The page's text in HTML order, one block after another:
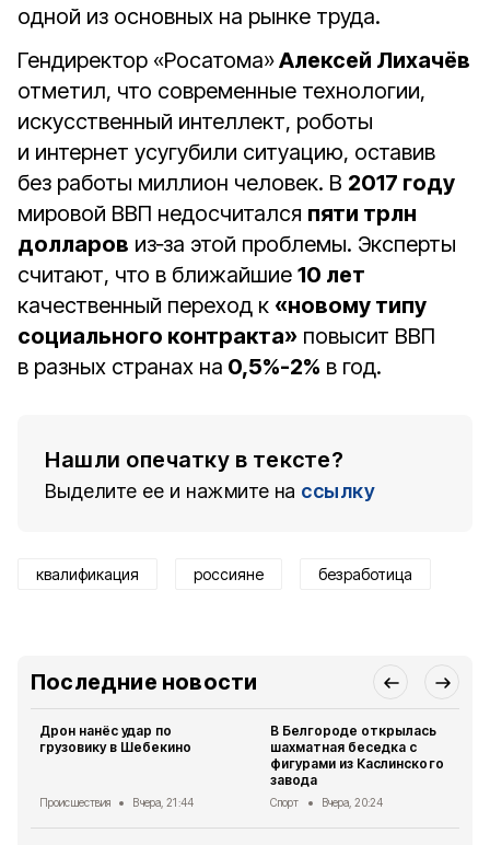
одной из основных на рынке труда.
Гендиректор «Росатома»Алексей Лихачёв
отметил, что современные технологии,
искусственный интеллект, роботы
и интернет усугубили ситуацию, оставив
без работы миллион человек. В 2017 году
мировой ВВП недосчитался пяти трлн
долларов из‑за этой проблемы. Эксперты
считают, что в ближайшие 10 лет
качественный переход к «новому типу
социального контракта» повысит ВВП
в разных странах на 0,5%-2% в год.
Нашли опечатку в тексте?
Выделите ее и нажмите на ссылку
квалификация россияне безработица
Последние новости
Дрон нанёс удар по
грузовику в Шебекино
Происшествия Вчера, 21:44
В Белгороде открылась
шахматная беседка с
фигурами из Каслинского
завода
Спорт Вчера, 20:24